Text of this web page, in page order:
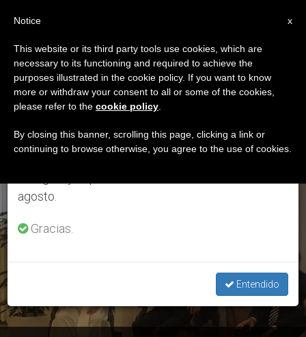
ETIQUETA
Posts Tagged ‘El
Dueso’
ÚLTIMAS NOTICIAS
×
Aviso importante
Del 27 de julio al 7 de agosto haremos la pausa
anual, aprovechando que en el periodo de verano
se generan menos informaciones y también el
agosto.
Gracias.
Entendido
x
Notice
This website or its third party tools use cookies, which are
necessary to its functioning and required to achieve the
purposes illustrated in the cookie policy. If you want to know
more or withdraw your consent to all or some of the cookies,
please refer to the cookie policy
By closing this banner, scrolling this page, clicking a link or
continuing to browse otherwise, you agree to the use of cookies.